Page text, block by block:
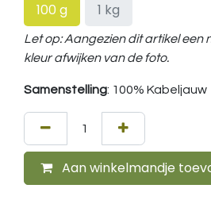
100 g 1 kg
Let op: Aangezien dit artikel een
kleur afwijken van de foto.
Samenstelling: 100% Kabeljauw
Aan winkelmandje